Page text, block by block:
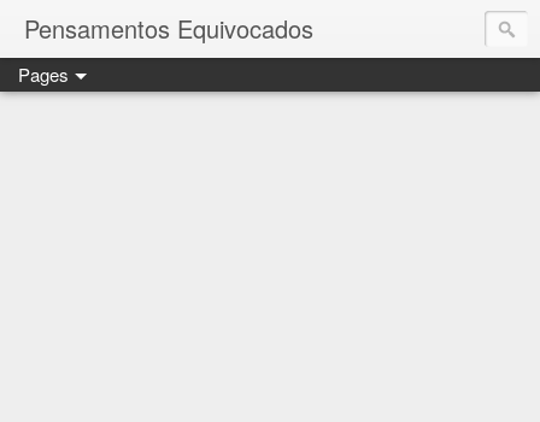
Pensamentos Equivocados
Pages